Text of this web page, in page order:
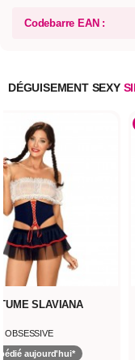
Codebarre EAN :
DÉGUISEMENT SEXY
SLAVIANA
OBSESSIVE
aujourd'hui*